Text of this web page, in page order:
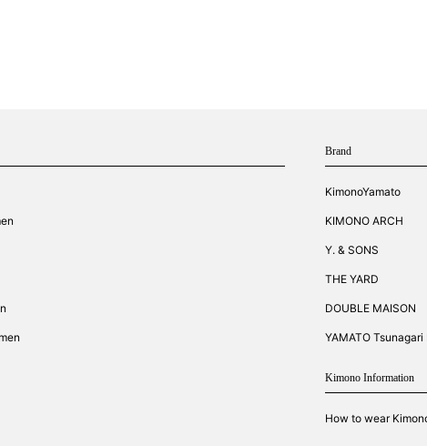
Brand
KimonoYamato
KIMONO ARCH
Y. & SONS
THE YARD
DOUBLE MAISON
YAMATO
Kimono Information
How to wear